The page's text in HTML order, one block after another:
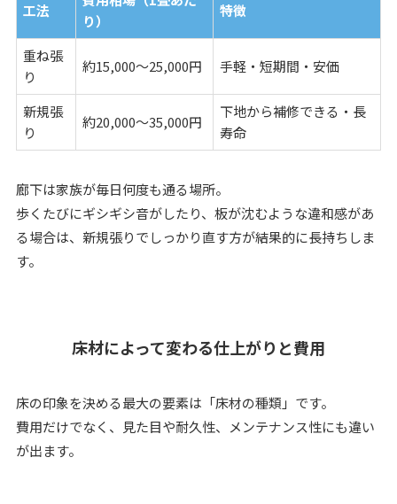
工法
り）
特徴
重ね張
り
約15,000～25,000円 手軽・短期間・安価
新規張
り
約20,000～35,000円
下地から補修できる・長
寿命
廊下は家族が毎日何度も通る場所。
歩くたびにギシギシ音がしたり、板が沈むような違和感があ
る場合は、新規張りでしっかり直す方が結果的に長持ちしま
す。
床材によって変わる仕上がりと費用
床の印象を決める最大の要素は「床材の種類」です。
費用だけでなく、見た目や耐久性、メンテナンス性にも違い
が出ます。